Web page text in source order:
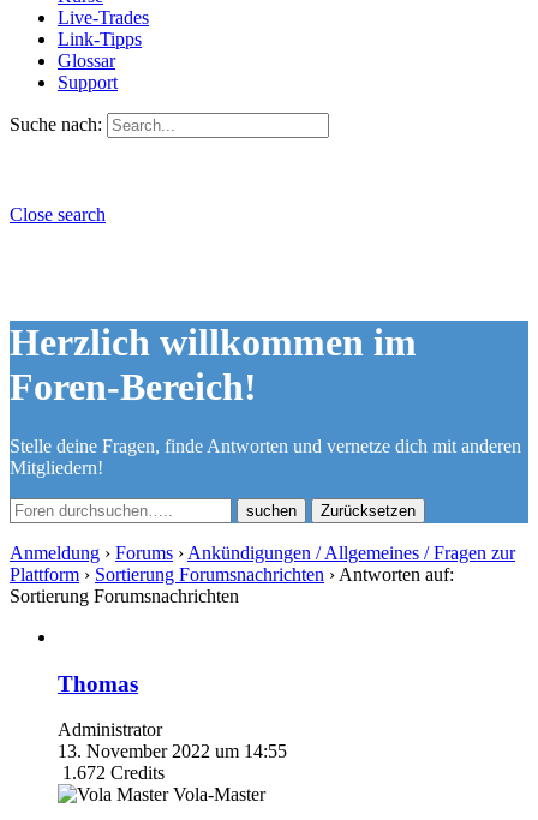
Live-Trades
Link-Tipps
Glossar
Support
Suche nach:
Close search
Herzlich willkommen im
Foren-Bereich!
Stelle deine Fragen, finde Antworten und vernetze dich mit anderen
Mitgliedern!
Zurücksetzen
Anmeldung › Forums › Ankündigungen / Allgemeines / Fragen zur
Plattform › Sortierung Forumsnachrichten › Antworten auf:
Sortierung Forumsnachrichten
Thomas
Administrator
13. November 2022 um 14:55
1.672 Credits
Vola-Master